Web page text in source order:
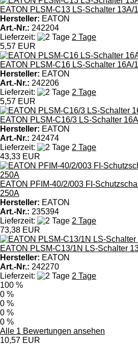
EATON PLSM-C13 LS-Schalter 13A/
Hersteller: EATON
Art.-Nr.: 242204
Lieferzeit:
2 Tage
5,57 EUR
EATON PLSM-C16 LS-Schalter 16A/
Hersteller: EATON
Art.-Nr.: 242206
Lieferzeit:
2 Tage
5,57 EUR
EATON PLSM-C16/3 LS-Schalter
Hersteller: EATON
Art.-Nr.: 242474
Lieferzeit:
2 Tage
43,33 EUR
EATON PFIM-40/2/003 FI-
250A
Hersteller: EATON
Art.-Nr.: 235394
Lieferzeit:
2 Tage
73,38 EUR
EATON PLSM-C13/1N LS-Schalter
Hersteller: EATON
Art.-Nr.: 242270
Lieferzeit:
2 Tage
100 %
0 %
0 %
0 %
0 %
Alle 1 Bewertungen ansehen
10,57 EUR